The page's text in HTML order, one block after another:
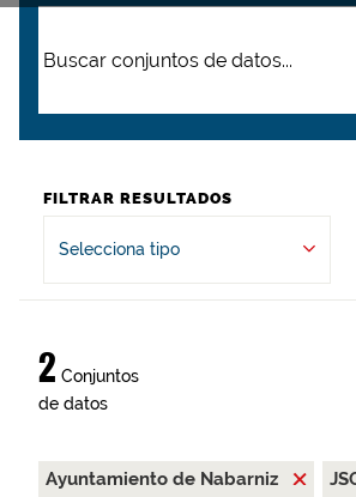
FILTRAR RESULTADOS
Selecciona tipo
2 Conjuntos
de datos
Ayuntamiento de Nabarniz